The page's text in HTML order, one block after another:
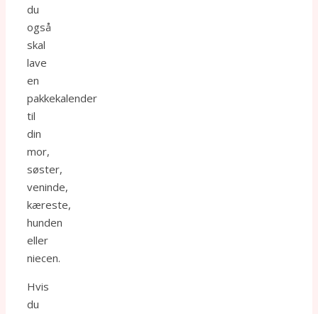
du
også
skal
lave
en
pakkekalender
til
din
mor,
søster,
veninde,
kæreste,
hunden
eller
niecen.
Hvis
du